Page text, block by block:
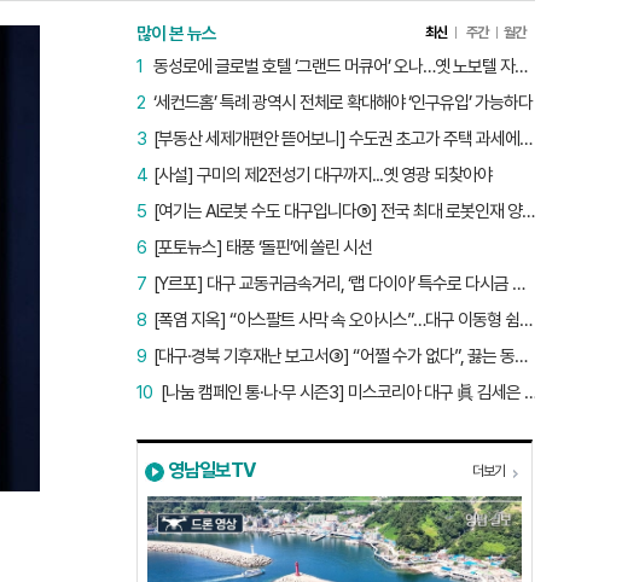
많이 본 뉴스 최신 주간 월간
동성로에 글로벌 호텔 ‘그랜드 머큐어’ 오나…옛 노보텔 자리 사무실 개설
1
‘세컨드홈’ 특례 광역시 전체로 확대해야 ‘인구유입’ 가능하다
2
[부동산 세제개편안 뜯어보니] 수도권 초고가 주택 과세에만 초점…침체된 지방 부동산 대책은 없다
3
[사설] 구미의 제2전성기 대구까지...옛 영광 되찾아야
4
[여기는 AI로봇 수도 대구입니다⑤] 전국 최대 로봇인재 양성소…“대구산업 맞춤형 교육과정 만들자”
5
[포토뉴스] 태풍 ‘돌핀’에 쏠린 시선
6
[Y르포] 대구 교동귀금속거리, ‘랩 다이아’ 특수로 다시금 활기…“반짝 인기 의존 않는 지속 가능 성장 동력 마련해야”
7
[폭염 지옥] “아스팔트 사막 속 오아시스”…대구 이동형 쉼터 버스 ‘북적’, 지하철역도 ‘바글’
8
[대구·경북 기후재난 보고서③] “어쩔 수가 없다”, 끓는 동해…‘절멸 위기’ 경북 수산업
9
[나눔 캠페인 통·나·무 시즌3] 미스코리아 대구 眞 김세은 “내가 받은 응원, 다음 사람에게”
10
영남일보TV 더보기